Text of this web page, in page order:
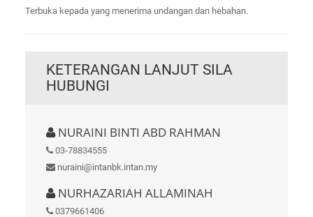
Terbuka kepada yang menerima undangan dan hebahan.
KETERANGAN LANJUT SILA
HUBUNGI
NURAINI BINTI ABD RAHMAN
03-78834555
nuraini@intanbk.intan.my
NURHAZARIAH ALLAMINAH
0379661406